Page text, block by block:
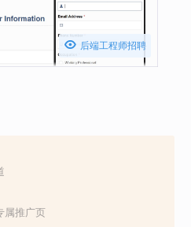
 后端工程师招聘
属推广页